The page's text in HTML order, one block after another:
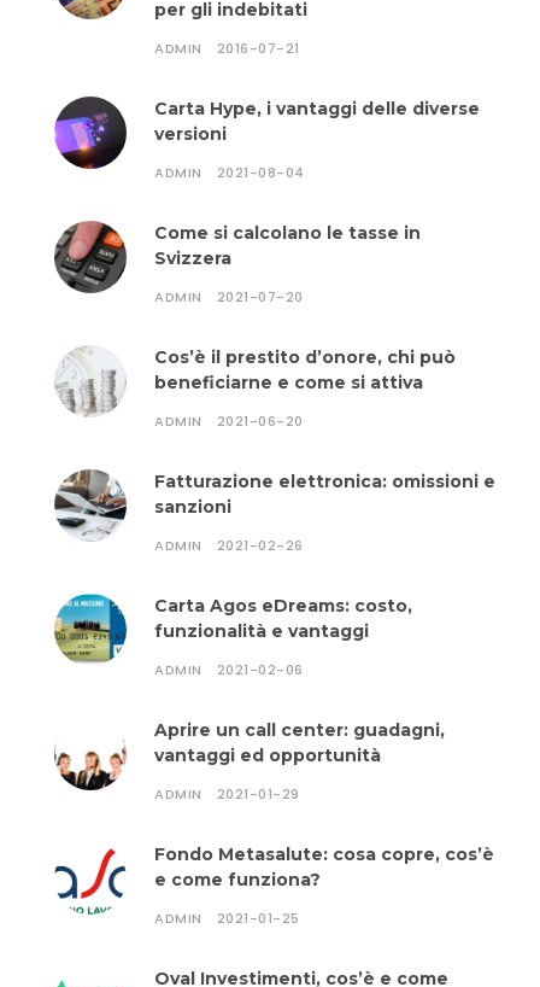
per gli indebitati
ADMIN 2016-07-21
Carta Hype, i vantaggi delle diverse
versioni
ADMIN 2021-08-04
Come si calcolano le tasse in
Svizzera
ADMIN 2021-07-20
Cos’è il prestito d’onore, chi può
beneficiarne e come si attiva
ADMIN 2021-06-20
Fatturazione elettronica: omissioni e
sanzioni
ADMIN 2021-02-26
Carta Agos eDreams: costo,
funzionalità e vantaggi
ADMIN 2021-02-06
Aprire un call center: guadagni,
vantaggi ed opportunità
ADMIN 2021-01-29
Fondo Metasalute: cosa copre, cos’è
e come funziona?
ADMIN 2021-01-25
Oval Investimenti, cos’è e come